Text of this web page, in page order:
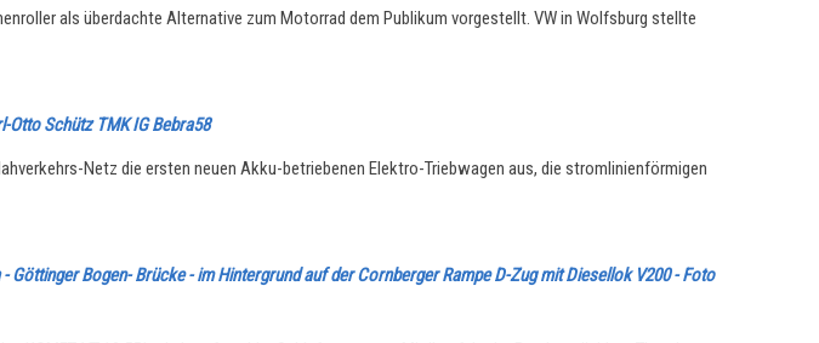
als überdachte Alternative zum Motorrad dem Publikum vorgestellt. VW in Wolfsburg stellte
Otto Schütz TMK IG Bebra58
Netz die ersten neuen Akku-betriebenen Elektro-Triebwagen aus, die stromlinienförmigen
Göttinger Bogen- Brücke - im Hintergrund auf der Cornberger Rampe D-Zug mit Diesellok V200 - Foto